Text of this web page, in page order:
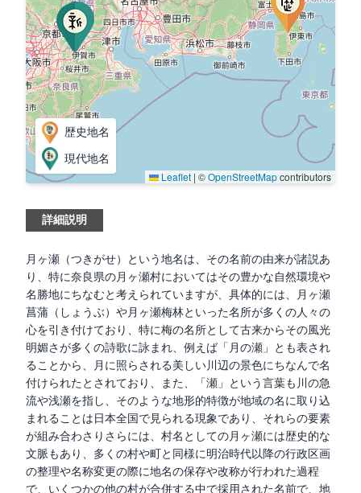
歴史地名
現代地名
Leaflet | ©OpenStreetMapcontributors
詳細説明
月ヶ瀬（つきがせ）という地名は、その名前の由来が諸説あ
り、特に奈良県の月ヶ瀬村においてはその豊かな自然環境や
名勝地にちなむと考えられていますが、具体的には、月ヶ瀬
菖蒲（しょうぶ）や月ヶ瀬梅林といった名所が多くの人々の
心を引き付けており、特に梅の名所として古来からその風光
明媚さが多くの詩歌に詠まれ、例えば「月の瀬」とも表され
ることから、月に照らされる美しい川辺の景色にちなんで名
付けられたとされており、また、「瀬」という言葉も川の急
流や浅瀬を指し、そのような地形的特徴が地域の名に取り込
まれることは日本全国で見られる現象であり、それらの要素
が組み合わさりさらには、村名としての月ヶ瀬には歴史的な
文脈もあり、多くの村や町と同様に明治時代以降の行政区画
の整理や名称変更の際に地名の保存や改称が行われた過程
で、いくつかの他の村が合併する中で採用された名前で、地